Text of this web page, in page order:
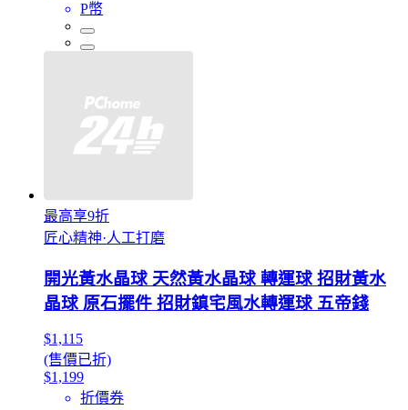
P幣
最高享9折
匠心精神·人工打磨
開光黃水晶球 天然黃水晶球 轉運球 招財黃水
晶球 原石擺件 招財鎮宅風水轉運球 五帝錢
$1,115
(售價已折)
$1,199
折價券